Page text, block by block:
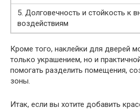
5. Долговечность и стойкость к
воздействиям
Кроме того, наклейки для дверей
только украшением, но и
помогать разделить помещения,
зоны.
Итак, если вы хотите добавить